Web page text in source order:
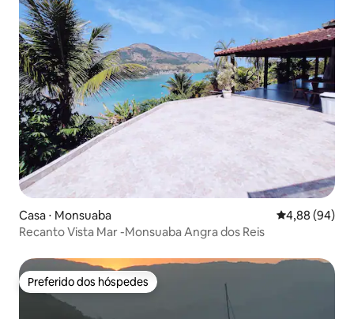
Casa ⋅ Monsuaba 4,88 de uma
4,88 (94)
Recanto Vista Mar -Monsuaba Angra dos Reis
Preferido dos hóspedes
Preferido dos hóspedes